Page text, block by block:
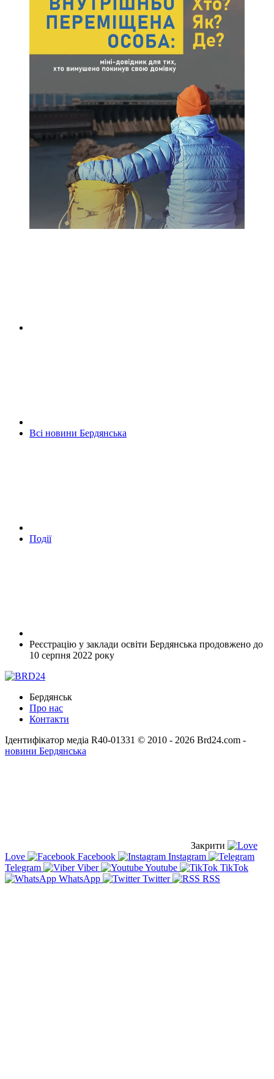
Всі новини Бердянська
Події
Реєстрацію у заклади освіти Бердянська продовжено до
10 серпня 2022 року
Бердянськ
Про нас
Контакти
Ідентифікатор медіа R40-01331 © 2010 - 2026 Brd24.com -
новини Бердянська
Закрити
Love
Facebook
Instagram
Telegram
Viber Youtube
TikTok
WhatsApp
Twitter RSS